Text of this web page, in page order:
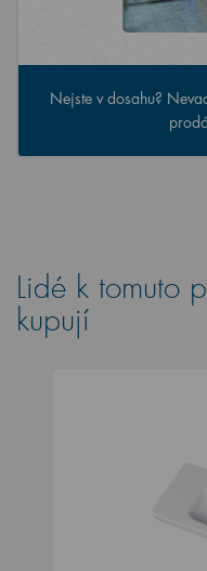
Nejste v dosahu?
Lidé k tomuto
kupují